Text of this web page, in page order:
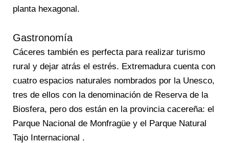
planta hexagonal.
Gastronomía
Cáceres también es perfecta para realizar turismo
rural y dejar atrás el estrés. Extremadura cuenta con
cuatro espacios naturales nombrados por la Unesco,
tres de ellos con la denominación de Reserva de la
Biosfera, pero dos están en la provincia cacereña: el
Parque Nacional de Monfragüe y el Parque Natural
Tajo Internacional .